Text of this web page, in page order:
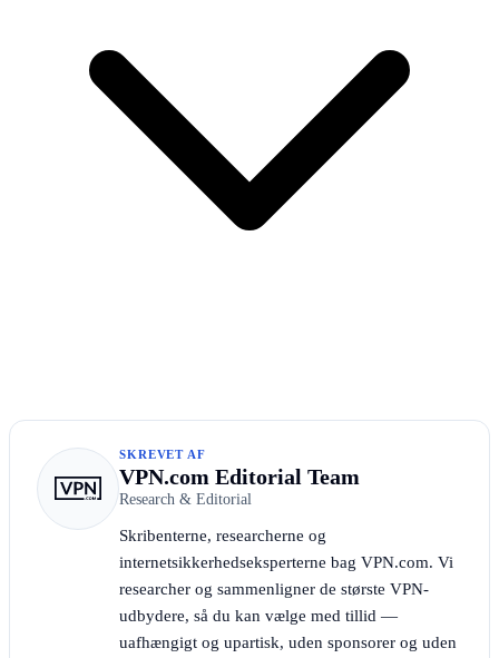
SKREVET AF
VPN.com Editorial Team
Research & Editorial
Skribenterne, researcherne og
internetsikkerhedseksperterne bag VPN.com. Vi
researcher og sammenligner de største VPN-
udbydere, så du kan vælge med tillid —
uafhængigt og upartisk, uden sponsorer og uden